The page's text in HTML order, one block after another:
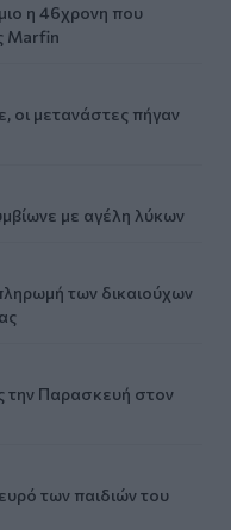
η 46χρονη που
Marfin
οι μετανάστες πήγαν
με αγέλη λύκων
των δικαιούχων
την Παρασκευή στον
των παιδιών του